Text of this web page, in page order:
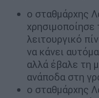
ο σταθμάρχης
λειτουργικό
να κάνει
αλλά έβαλε τη
ανάποδα στη
ο σταθμάρχης